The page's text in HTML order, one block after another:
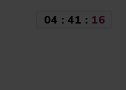
04 : 41 : 15